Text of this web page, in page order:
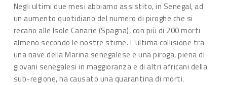
Negli ultimi due mesi abbiamo assistito, in Senegal, ad
un aumento quotidiano del numero di piroghe che si
recano alle Isole Canarie (Spagna), con più di 200 morti
almeno secondo le nostre stime. L’ultima collisione tra
una nave della Marina senegalese e una piroga, piena di
giovani senegalesi in maggioranza e di altri africani della
sub-regione, ha causato una quarantina di morti.